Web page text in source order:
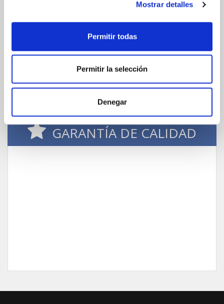
Mostrar detalles
Permitir todas
Permitir la selección
Denegar
24/48h
GARANTÍA DE CALIDAD